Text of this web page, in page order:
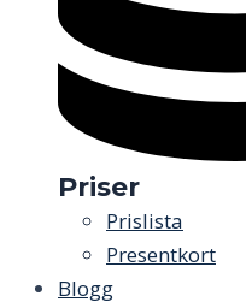
Priser
Prislista
Presentkort
Blogg